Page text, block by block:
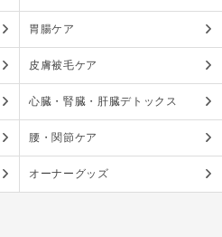
胃腸ケア
皮膚被毛ケア
心臓・腎臓・肝臓デトックス
腰・関節ケア
オーナーグッズ